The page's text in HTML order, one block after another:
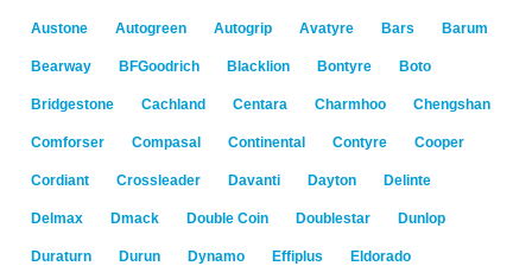
Austone Autogreen Autogrip Avatyre Bars Barum
Bearway BFGoodrich Blacklion Bontyre Boto
Bridgestone Cachland Centara Charmhoo Chengshan
Comforser Compasal Continental Contyre Cooper
Cordiant Crossleader Davanti Dayton Delinte
Delmax Dmack Double Coin Doublestar Dunlop
Duraturn Durun Dynamo Effiplus Eldorado